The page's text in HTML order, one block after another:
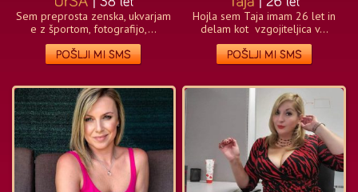
Sem preprosta zenska, ukvarjam
e z športom, fotografijo,...
Hojla sem Taja imam 26 let in
delam kot vzgojiteljica v...